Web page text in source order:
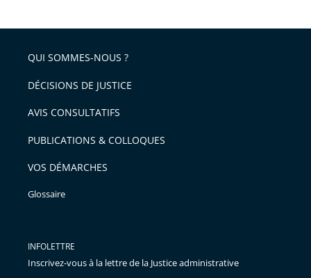
QUI SOMMES-NOUS ?
DÉCISIONS DE JUSTICE
AVIS CONSULTATIFS
PUBLICATIONS & COLLOQUES
VOS DÉMARCHES
Glossaire
INFOLETTRE
Inscrivez-vous à la lettre de la Justice administrative